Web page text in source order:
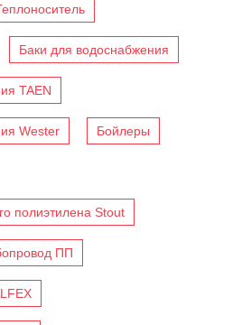
Баки для водоснабжения
TAEN
Wester Бойлеры
полиэтилена Stout
ПП